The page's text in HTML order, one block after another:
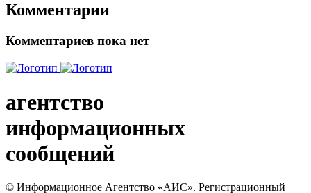
Комментарии
Комментариев пока нет
агентство
информационных
сообщений
© Информационное Агентство «АИС». Регистрационный